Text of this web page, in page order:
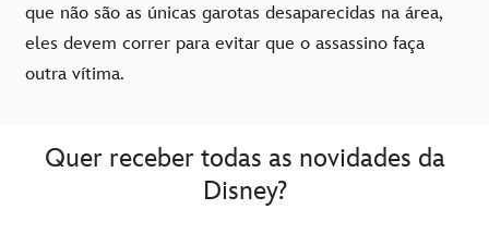
que não são as únicas garotas desaparecidas na área,
eles devem correr para evitar que o assassino faça
outra vítima.
Quer receber todas as novidades da
Disney?